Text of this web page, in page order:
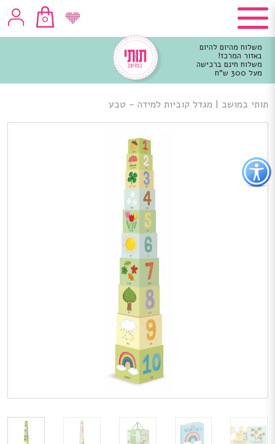
כפתור
לפתיחת
תפריט
נגישות
0
משלוח מהיום להיום
באזור המרכז!
משלוח חינם ברכישה
מעל 300 ש"ח
מרכזי
תותי במושב | מגדל קוביות למידה – טבע